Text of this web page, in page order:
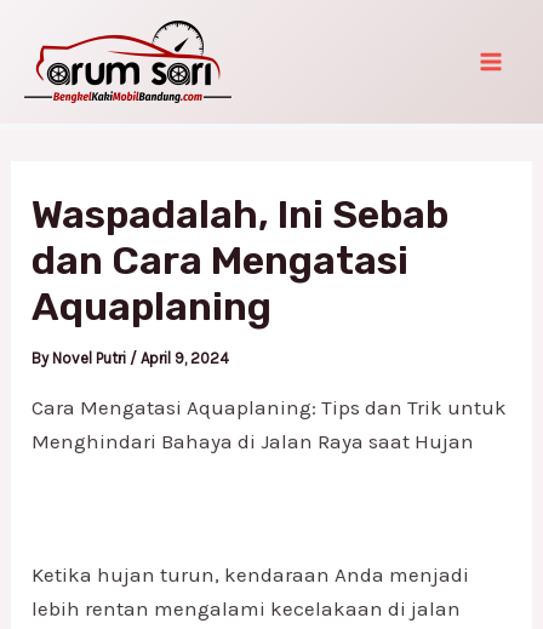
content
Waspadalah, Ini Sebab
dan Cara Mengatasi
Aquaplaning
By Novel Putri /April 9, 2024
Cara Mengatasi Aquaplaning: Tips dan Trik untuk
Menghindari Bahaya di Jalan Raya saat Hujan
Ketika hujan turun, kendaraan Anda menjadi
lebih rentan mengalami kecelakaan di jalan
navigation